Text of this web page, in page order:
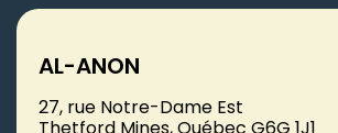
AL-ANON
27, rue Notre-Dame Est
Thetford Mines, Québec G6G 1J1